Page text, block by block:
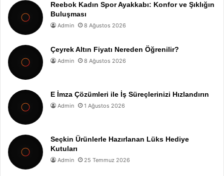
Reebok Kadın Spor Ayakkabı: Konfor ve Şıklığın
Buluşması
Admin 8 Ağustos 2026
Çeyrek Altın Fiyatı Nereden Öğrenilir?
Admin 8 Ağustos 2026
E İmza Çözümleri ile İş Süreçlerinizi Hızlandırın
Admin 1 Ağustos 2026
Seçkin Ürünlerle Hazırlanan Lüks Hediye
Kutuları
Admin 25 Temmuz 2026